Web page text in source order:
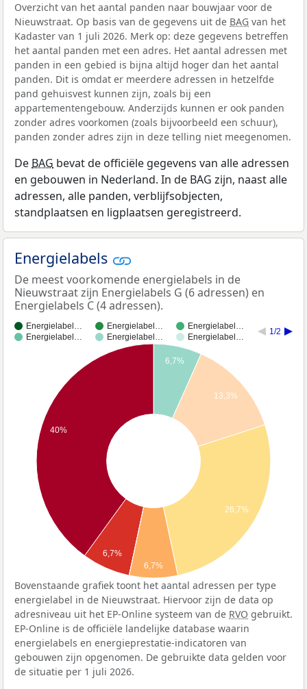
Overzicht van het aantal panden naar bouwjaar voor de
Nieuwstraat. Op basis van de gegevens uit de BAG van het
Kadaster van 1 juli 2026. Merk op: deze gegevens betreffen
het aantal panden met een adres. Het aantal adressen met
panden in een gebied is bijna altijd hoger dan het aantal
panden. Dit is omdat er meerdere adressen in hetzelfde
pand gehuisvest kunnen zijn, zoals bij een
appartementengebouw. Anderzijds kunnen er ook panden
zonder adres voorkomen (zoals bijvoorbeeld een schuur),
panden zonder adres zijn in deze telling niet meegenomen.
De BAG bevat de officiële gegevens van alle adressen
en gebouwen in Nederland. In de BAG zijn, naast alle
adressen, alle panden, verblijfsobjecten,
standplaatsen en ligplaatsen geregistreerd.
Energielabels
De meest voorkomende energielabels in de
Nieuwstraat zijn Energielabels G (6 adressen) en
Energielabels C (4 adressen).
Energielabel… Energielabel…
Energielabel…
Energielabel…
Energielabel… Energielabel…
1/2
6,7%
13,3%
26,7%
40%
6,7%
6,7%
Bovenstaande grafiek toont het aantal adressen per type
energielabel in de Nieuwstraat. Hiervoor zijn de data op
adresniveau uit het EP-Online systeem van de RVO gebruikt.
EP-Online is de officiële landelijke database waarin
energielabels en energieprestatie-indicatoren van
gebouwen zijn opgenomen. De gebruikte data gelden voor
de situatie per 1 juli 2026.